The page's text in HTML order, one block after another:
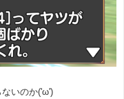
ないのか('ω')